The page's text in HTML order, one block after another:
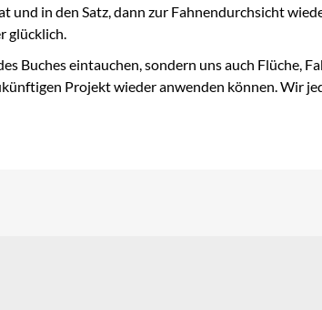
in den Satz, dann zur Fahnendurchsicht
glücklich.
Buches eintauchen, sondern uns auch Flüche,
Projekt wieder anwenden können. Wir